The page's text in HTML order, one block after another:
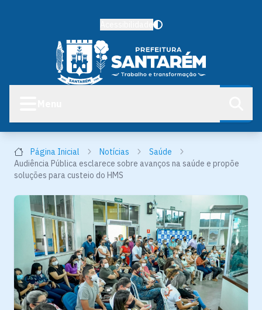
Página Inicial Notícias
Saúde
Audiência Pública esclarece sobre avanços na saúde e propõe
soluções para custeio do HMS